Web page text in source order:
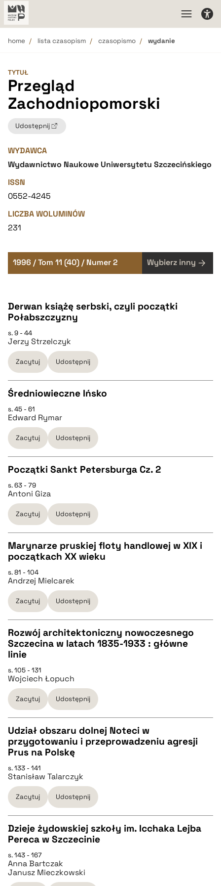
home lista czasopism czasopismo wydanie
TYTUŁ
Przegląd
Zachodniopomorski
Udostępnij
WYDAWCA
Wydawnictwo Naukowe Uniwersytetu Szczecińskiego
ISSN
0552-4245
LICZBA WOLUMINÓW
231
1996 / Tom 11 (40) / Numer 2 Wybierz inny
Derwan książę serbski, czyli początki
Połabszczyzny
s. 9 - 44
Jerzy Strzelczyk
Zacytuj Udostępnij
CZYSTY TEKST
pobierz cytat
BIBTEX
pobierz cytat
Średniowieczne Ińsko
s. 45 - 61
Edward Rymar
Zacytuj Udostępnij
CZYSTY TEKST
pobierz cytat
BIBTEX
pobierz cytat
Początki Sankt Petersburga Cz. 2
s. 63 - 79
Antoni Giza
Zacytuj Udostępnij
CZYSTY TEKST
pobierz cytat
BIBTEX
pobierz cytat
Marynarze pruskiej floty handlowej w XIX i
początkach XX wieku
s. 81 - 104
Andrzej Mielcarek
Zacytuj Udostępnij
CZYSTY TEKST
pobierz cytat
BIBTEX
pobierz cytat
Rozwój architektoniczny nowoczesnego
Szczecina w latach 1835-1933 : główne
linie
s. 105 - 131
Wojciech Łopuch
Zacytuj Udostępnij
CZYSTY TEKST
pobierz cytat
BIBTEX
pobierz cytat
Udział obszaru dolnej Noteci w
przygotowaniu i przeprowadzeniu agresji
Prus na Polskę
s. 133 - 141
Stanisław Talarczyk
Zacytuj Udostępnij
pobierz cytat
Dzieje żydowskiej szkoły im. Icchaka Lejba
Pereca w Szczecinie
s. 143 - 167
Anna Bartczak
Janusz Mieczkowski